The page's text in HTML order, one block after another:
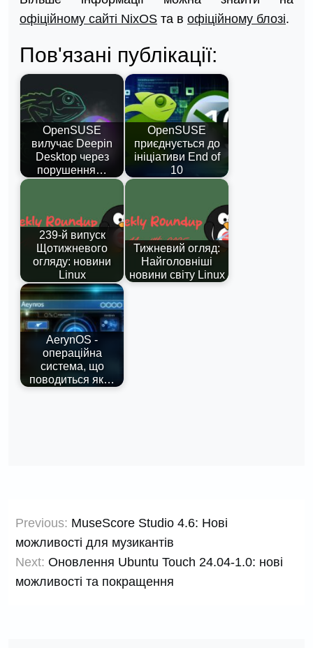
офіційному сайті NixOS та в офіційному блозі.
Пов'язані публікації:
OpenSUSE
вилучає Deepin
Desktop через
порушення…
OpenSUSE
приєднується до
ініціативи End of
10
239-й випуск
Щотижневого
огляду: новини
Linux
Тижневий огляд:
Найголовніші
новини світу Linux
AerynOS -
операційна
система, що
поводиться як…
записів
Previous: MuseScore Studio 4.6: Нові
можливості для музикантів
Next: Оновлення Ubuntu Touch 24.04-1.0: нові
можливості та покращення